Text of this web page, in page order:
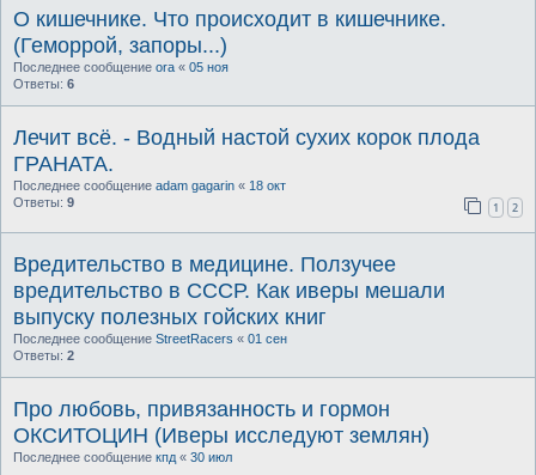
О кишечнике. Что происходит в кишечнике.
(Геморрой, запоры...)
Последнее сообщение ora « 05 ноя
Ответы: 6
Лечит всё. - Водный настой сухих корок плода
ГРАНАТА.
Последнее сообщение adam gagarin « 18 окт
Ответы: 9 1 2
Вредительство в медицине. Ползучее
вредительство в СССР. Как иверы мешали
выпуску полезных гойских книг
Последнее сообщение StreetRacers « 01 сен
Ответы: 2
Про любовь, привязанность и гормон
ОКСИТОЦИН (Иверы исследуют землян)
Последнее сообщение кпд « 30 июл